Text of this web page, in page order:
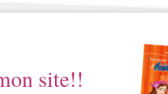
site!!